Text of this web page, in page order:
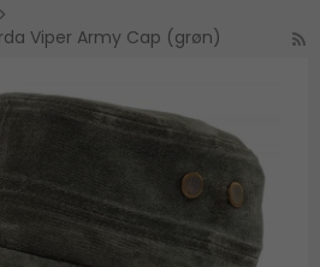
Viper Army Cap (grøn)